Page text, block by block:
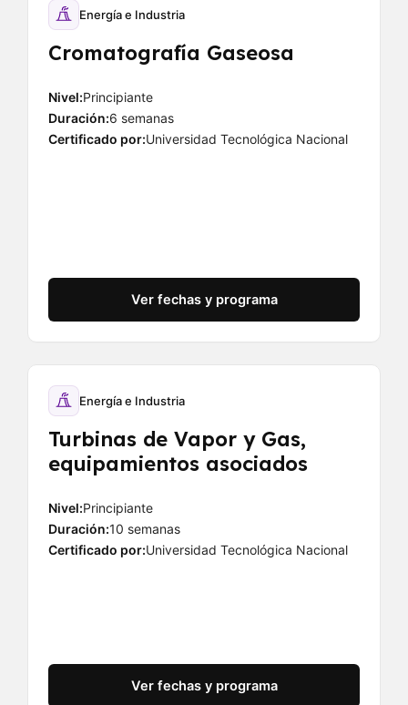
Energía e Industria
Cromatografía Gaseosa
Nivel:Principiante
Duración:6 semanas
Certificado por:Universidad Tecnológica Nacional
Ver fechas y programa
Energía e Industria
Turbinas de Vapor y Gas,
equipamientos asociados
Nivel:Principiante
Duración:10 semanas
Certificado por:Universidad Tecnológica Nacional
Ver fechas y programa